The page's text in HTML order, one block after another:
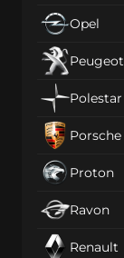
Opel
Peugeot
Polestar
Porsche
Proton
Ravon
Renault